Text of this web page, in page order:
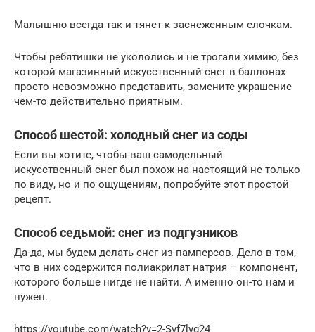
Малышню всегда так и тянет к заснеженным елочкам.
Чтобы ребятишки не укололись и не трогали химию, без
которой магазинный искусственный снег в баллонах
просто невозможно представить, замените украшение
чем-то действительно приятным.
Способ шестой: холодный снег из соды
Если вы хотите, чтобы ваш самодельный
искусственный снег был похож на настоящий не только
по виду, но и по ощущениям, попробуйте этот простой
рецепт.
Способ седьмой: снег из подгузников
Да-да, мы будем делать снег из памперсов. Дело в том,
что в них содержится полиакрилат натрия – компонент,
которого больше нигде не найти. А именно он-то нам и
нужен.
https://youtube.com/watch?v=2-Svf7lyg24